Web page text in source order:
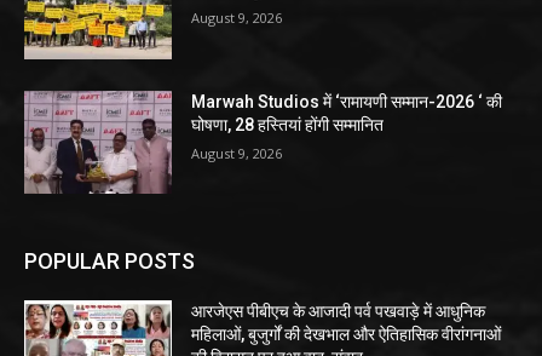
August 9, 2026
Marwah Studios में ‘रामायणी सम्मान-2026 ‘ की
घोषणा, 28 हस्तियां होंगी सम्मानित
August 9, 2026
POPULAR POSTS
आरजेएस पीबीएच के आजादी पर्व पखवाड़े में आधुनिक
महिलाओं, बुजुर्गों की देखभाल और ऐतिहासिक वीरांगनाओं